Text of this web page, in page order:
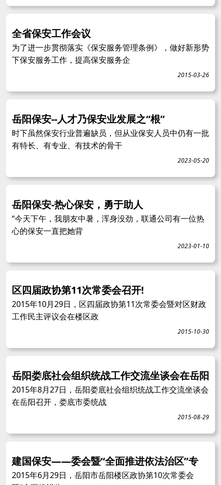
全省保安工作会议
为了进一步贯彻落实《保安服务管理条例》，做好新形势
下保安服务工作，提高保安服务企
2015-03-26
岳阳保安--人才乃保安业发展之“根”
时下虽然保安行业普遍缺员，但从业保安人员中仍有一批
有特长、有专业、有技术的骨干
2023-05-20
岳阳保安-热心保安，勇于助人
“今天下午，我朋友中暑，浑身没劲，联通公司有一位热
心的保安一直把她背
2023-01-10
区四届政协第11次常委会召开!
2015年10月29日，区四届政协第11次常委会暨对区财政
工作民主评议会在楼区政
2015-10-30
岳阳娄底社会组织统战工作交流坐谈会在岳阳
2015年8月27日，岳阳娄底社会组织统战工作交流坐谈会
在岳阳召开，娄底市委统战
2015-08-29
建国保安——委会暨“全面推进依法治区”专
2015年6月29日，岳阳市岳阳楼区政协第10次常委会